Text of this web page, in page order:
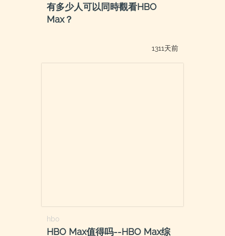
有多少人可以同時觀看HBO
Max？
1311天前
hbo
HBO Max值得吗--HBO Max综